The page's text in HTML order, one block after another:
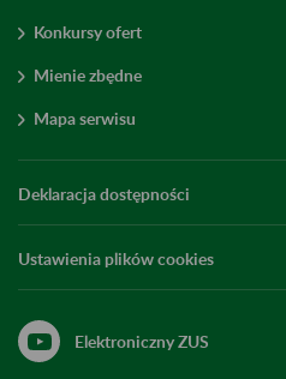
Konkursy ofert
Mienie zbędne
Mapa serwisu
Deklaracja dostępności
Ustawienia plików cookies
Elektroniczny ZUS